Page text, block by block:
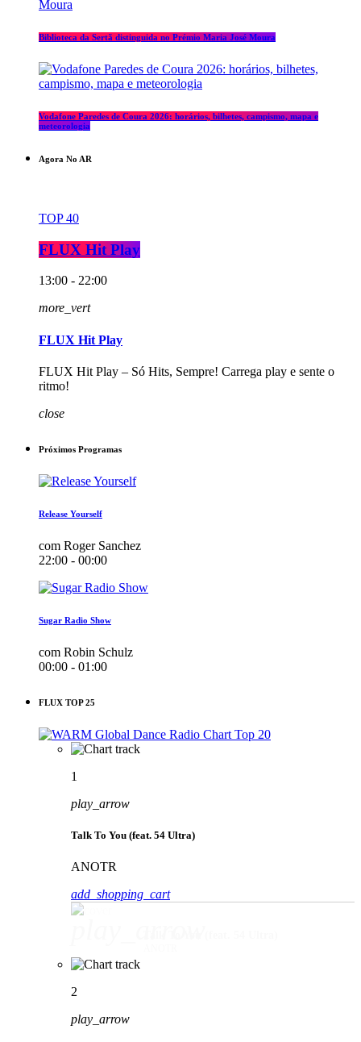
Biblioteca da Sertã distinguida no Prémio Maria José Moura
Vodafone Paredes de Coura 2026: horários, bilhetes, campismo, mapa e
meteorologia
Agora No AR
TOP 40
FLUX Hit Play
13:00 - 22:00
more_vert
FLUX Hit Play
FLUX Hit Play – Só Hits, Sempre! Carrega play e sente o
ritmo!
close
Próximos Programas
Release Yourself
com Roger Sanchez
22:00 - 00:00
Sugar Radio Show
com Robin Schulz
00:00 - 01:00
FLUX TOP 25
1
play_arrow
Talk To You (feat. 54 Ultra)
ANOTR
add_shopping_cart
2
play_arrow